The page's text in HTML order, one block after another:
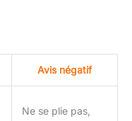
Avis négatif
Ne se plie pas,